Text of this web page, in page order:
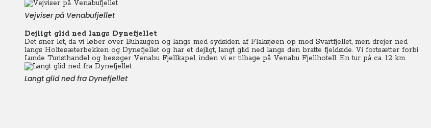
Vejviser på Venabufjellet
Dejligt glid ned langs Dynefjellet
Det sner let, da vi løber over Buhaugen og langs med sydsiden af Flaksjøen op mod Svartfjellet, men drejer ned
langs Holtesæterbekken og Dynefjellet og har et dejligt, langt glid ned langs den bratte fjeldside. Vi fortsætter forbi
Lunde Turisthandel og besøger Venabu Fjellkapel, inden vi er tilbage på Venabu Fjellhotell. En tur på ca. 12 km.
Langt glid ned fra Dynefjellet